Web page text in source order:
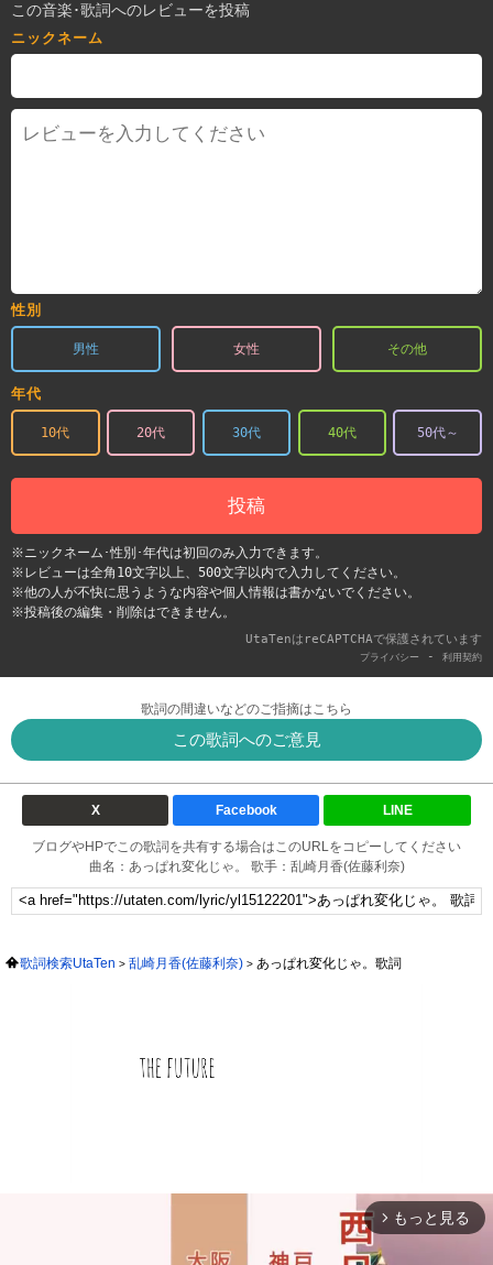
この音楽･歌詞へのレビューを投稿
ニックネーム
性別
男性 女性 その他
年代
10代 20代 30代 40代 50代～
投稿
※ニックネーム･性別･年代は初回のみ入力できます。
※レビューは全角10文字以上、500文字以内で入力してください。
※他の人が不快に思うような内容や個人情報は書かないでください。
※投稿後の編集・削除はできません。
UtaTenはreCAPTCHAで保護されています
プライバシー - 利用契約
歌詞の間違いなどのご指摘はこちら
この歌詞へのご意見
X Facebook LINE
ブログやHPでこの歌詞を共有する場合はこのURLをコピーしてください
曲名：あっぱれ変化じゃ。 歌手：乱崎月香(佐藤利奈)
歌詞検索UtaTen 乱崎月香(佐藤利奈) あっぱれ変化じゃ。歌詞
arrow_forward_ios もっと見る